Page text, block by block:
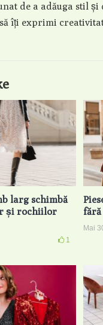
de a adăuga stil și
îți exprimi
larg schimbă
și rochiilor
1
Mai